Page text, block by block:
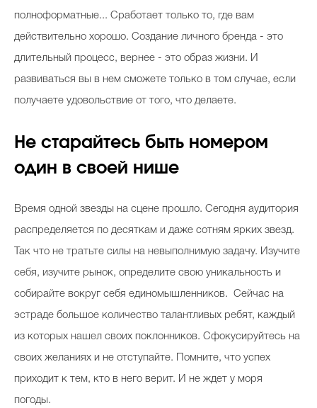
полноформатные... Сработает только то, где вам
действительно хорошо. Создание личного бренда - это
длительный процесс, вернее - это образ жизни. И
развиваться вы в нем сможете только в том случае, если
получаете удовольствие от того, что делаете.
Не старайтесь быть номером
один в своей нише
Время одной звезды на сцене прошло. Сегодня аудитория
распределяется по десяткам и даже сотням ярких звезд.
Так что не тратьте силы на невыполнимую задачу. Изучите
себя, изучите рынок, определите свою уникальность и
собирайте вокруг себя единомышленников. Сейчас на
эстраде большое количество талантливых ребят, каждый
из которых нашел своих поклонников. Сфокусируйтесь на
своих желаниях и не отступайте. Помните, что успех
приходит к тем, кто в него верит. И не ждет у моря
погоды.